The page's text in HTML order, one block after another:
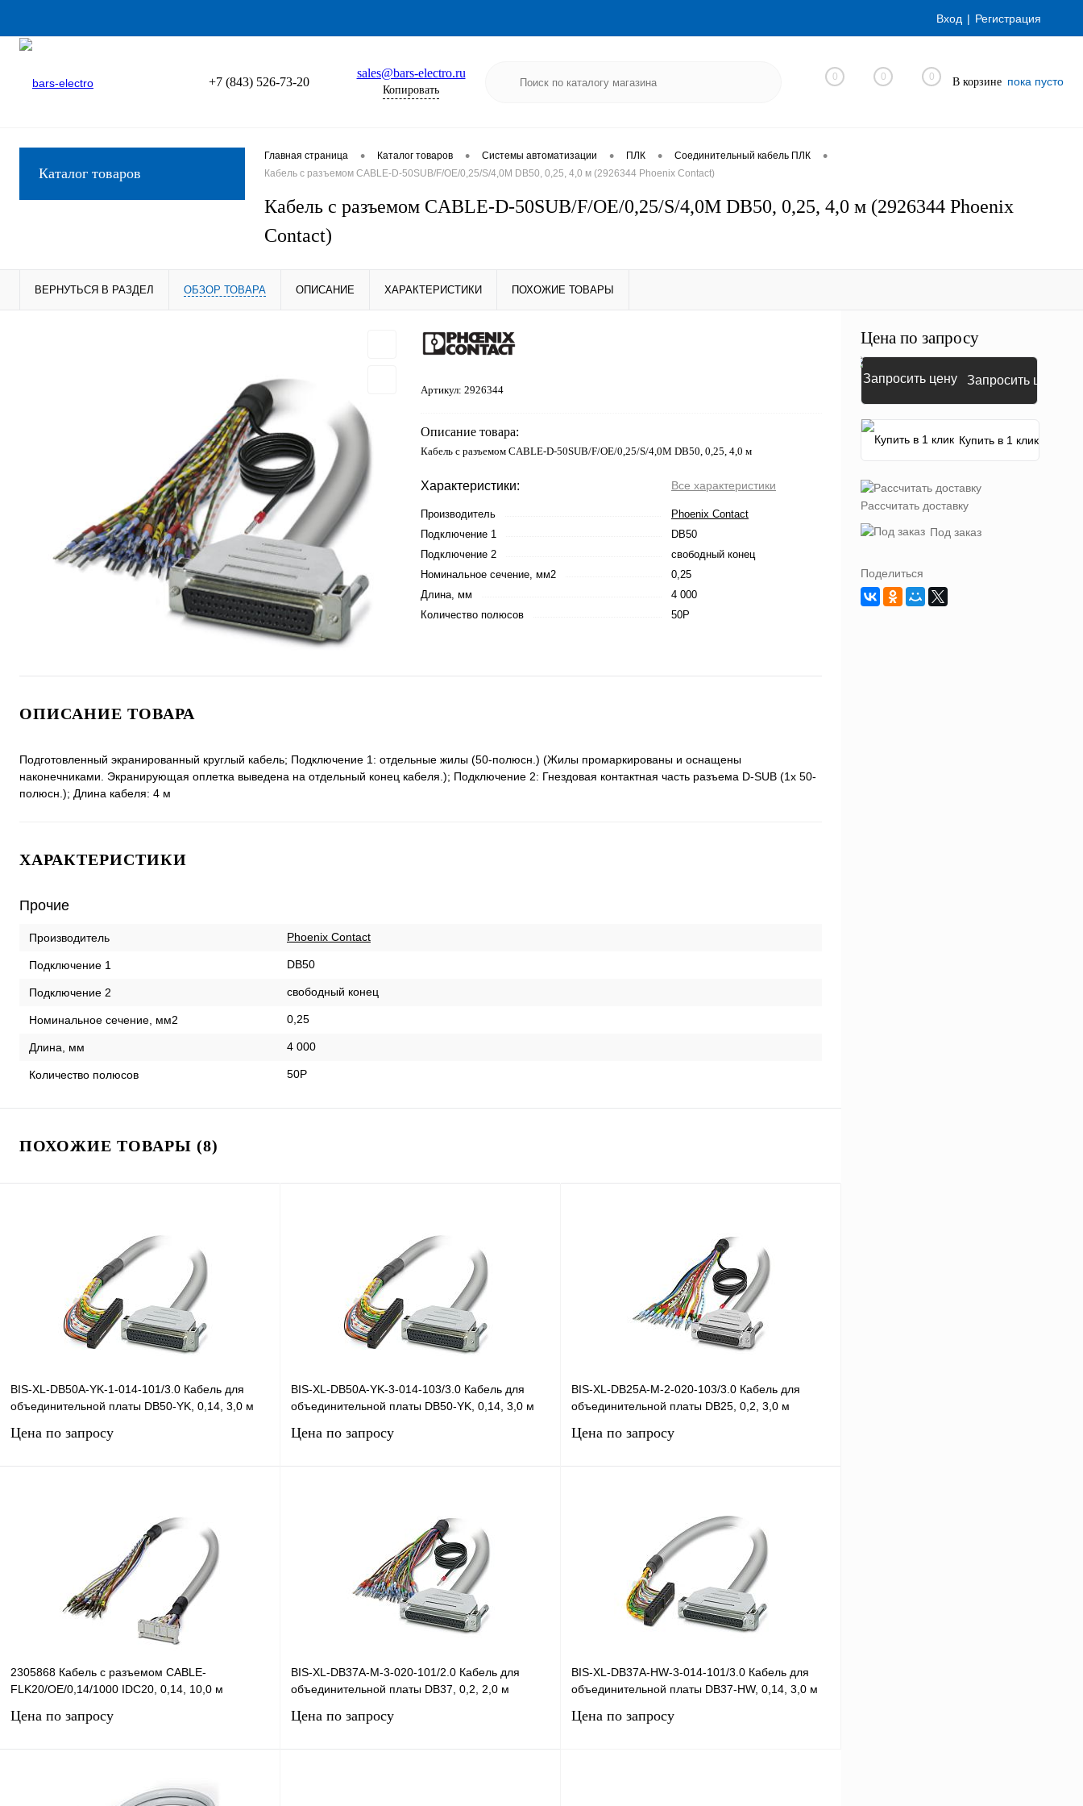
Вход Регистрация
+7 (843) 526-73-20
sales@bars-electro.ru
Копировать
0 0 0 В корзине пока пусто
Каталог товаров
Главная страница • Каталог товаров • Системы автоматизации • ПЛК • Соединительный кабель ПЛК •
Кабель с разъемом CABLE-D-50SUB/F/OE/0,25/S/4,0M DB50, 0,25, 4,0 м (2926344 Phoenix Contact)
Кабель с разъемом CABLE-D-50SUB/F/OE/0,25/S/4,0M DB50, 0,25, 4,0 м (2926344 Phoenix
Contact)
ВЕРНУТЬСЯ В РАЗДЕЛ ОБЗОР ТОВАРА ОПИСАНИЕ ХАРАКТЕРИСТИКИ ПОХОЖИЕ ТОВАРЫ
Артикул: 2926344
Описание товара:
Кабель с разъемом CABLE-D-50SUB/F/OE/0,25/S/4,0M DB50, 0,25, 4,0 м
Характеристики: Все характеристики
Производитель
Phoenix Contact
Подключение 1
DB50
Подключение 2
свободный конец
Номинальное сечение, мм2
0,25
Длина, мм
4 000
Количество полюсов
50P
ОПИСАНИЕ ТОВАРА
Подготовленный экранированный круглый кабель; Подключение 1: отдельные жилы (50-полюсн.) (Жилы промаркированы и оснащены
наконечниками. Экранирующая оплетка выведена на отдельный конец кабеля.); Подключение 2: Гнездовая контактная часть разъема D-SUB (1x 50-
полюсн.); Длина кабеля: 4 м
ХАРАКТЕРИСТИКИ
Прочие
Производитель Phoenix Contact
Подключение 1 DB50
Подключение 2 свободный конец
Номинальное сечение, мм2 0,25
Длина, мм 4 000
Количество полюсов 50P
ПОХОЖИЕ ТОВАРЫ (8)
BIS-XL-DB50A-YK-1-014-101/3.0 Кабель для
объединительной платы DB50-YK, 0,14, 3,0 м
Цена по запросу
Сравнение
Под заказ
BIS-XL-DB50A-YK-3-014-103/3.0 Кабель для
объединительной платы DB50-YK, 0,14, 3,0 м
Цена по запросу
Сравнение
Под заказ
BIS-XL-DB25A-M-2-020-103/3.0 Кабель для
объединительной платы DB25, 0,2, 3,0 м
Цена по запросу
Сравнение
Под заказ
2305868 Кабель с разъемом CABLE-
FLK20/OE/0,14/1000 IDC20, 0,14, 10,0 м
Цена по запросу
BIS-XL-DB37A-M-3-020-101/2.0 Кабель для
объединительной платы DB37, 0,2, 2,0 м
Цена по запросу
BIS-XL-DB37A-HW-3-014-101/3.0 Кабель для
объединительной платы DB37-HW, 0,14, 3,0 м
Цена по запросу
Цена по запросу
Запросить цену
Купить в 1 клик
Рассчитать доставку
Под заказ
Поделиться